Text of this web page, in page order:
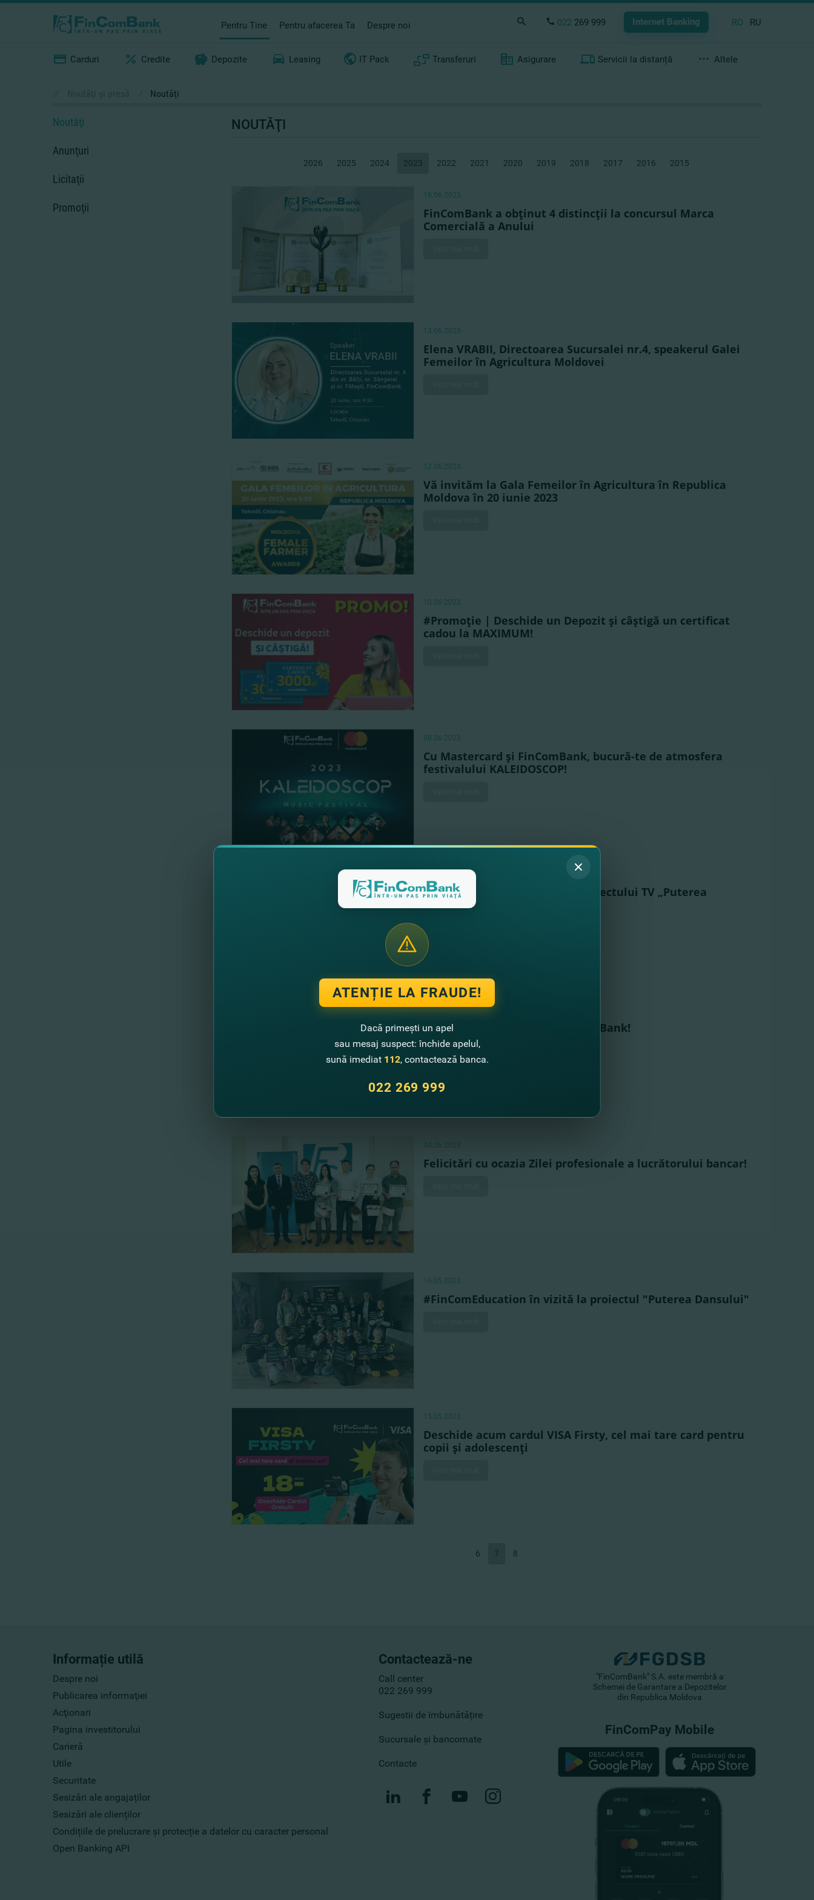
Pentru Tine Pentru afacerea Ta Despre noi 022 269 999 Internet Banking RO RU
Carduri Credite Depozite Leasing IT Pack Transferuri Asigurare Servicii la distanță Altele
Noutăţi
Noutăţi
Anunţuri
Licitaţii
Promoţii
NOUTĂŢI
2026 2025 2024 2023 2022 2021 2020 2019 2018 2017 2016 2015
16.06.2023
FinComBank a obţinut 4 distincţii la concursul Marca
Comercială a Anului
13.06.2023
Elena VRABII, Directoarea Sucursalei nr.4, speakerul Galei
Femeilor în Agricultura Moldovei
12.06.2023
Vă invităm la Gala Femeilor în Agricultura în Republica
Moldova în 20 iunie 2023
10.06.2023
#Promoţie | Deschide un Depozit şi câştigă un certificat
cadou la MAXIMUM!
08.06.2023
Cu Mastercard şi FinComBank, bucură-te de atmosfera
festivalului KALEIDOSCOP!
Sincere felicitări finaliştilor proiectului TV „Puterea
Dansului”, sezonul 4
05.06.2023
Google Pay, bun venit la FinComBank!
Vezi mai mult
04.06.2023
Felicitări cu ocazia Zilei profesionale a lucrătorului bancar!
16.05.2023
#FinComEducation în vizită la proiectul "Puterea Dansului"
15.05.2023
Deschide acum cardul VISA Firsty, cel mai tare card pentru
copii şi adolescenţi
6 7 8
Informație utilă
Despre noi
Publicarea informaţiei
Acţionari
Pagina investitorului
Carieră
Utile
Securitate
Sesizări ale angajaților
Sesizări ale clienților
Condițiile de prelucrare și protecție a datelor cu caracter personal
Open Banking API
Contactează-ne
Call center
022 269 999
Sugestii de îmbunătățire
Sucursale și bancomate
Contacte
"FinComBank" S.A. este membră a
Schemei de Garantare a Depozitelor
din Republica Moldova
FinComPay Mobile
ATENȚIE LA FRAUDE!
Dacă primești un apel
sau mesaj suspect: închide apelul,
sună imediat 112, contactează banca.
022 269 999